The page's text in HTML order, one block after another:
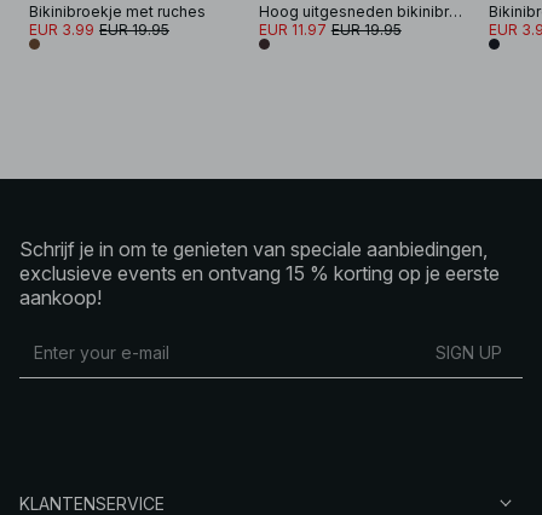
Bikinibroekje met ruches
EUR 3.99 EUR 19.95
Hoog uitgesneden bikinibroekje met hoge taille
EUR 11.97 EUR 19.95
EUR
Schrijf je in om te genieten van speciale aanbiedingen,
exclusieve events en ontvang 15 % korting op je eerste
aankoop!
SIGN UP
KLANTENSERVICE